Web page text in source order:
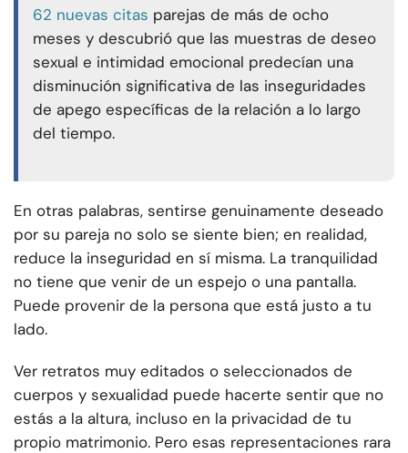
62 nuevas citas parejas de más de ocho
meses y descubrió que las muestras de deseo
sexual e intimidad emocional predecían una
disminución significativa de las inseguridades
de apego específicas de la relación a lo largo
del tiempo.
En otras palabras, sentirse genuinamente deseado
por su pareja no solo se siente bien; en realidad,
reduce la inseguridad en sí misma. La tranquilidad
no tiene que venir de un espejo o una pantalla.
Puede provenir de la persona que está justo a tu
lado.
Ver retratos muy editados o seleccionados de
cuerpos y sexualidad puede hacerte sentir que no
estás a la altura, incluso en la privacidad de tu
propio matrimonio. Pero esas representaciones rara